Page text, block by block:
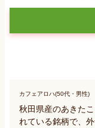
カフェアロハ(50代・男性)
秋田県産のあきた
れている銘柄で、